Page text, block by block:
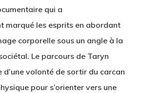
qui a
marqué les esprits en abordant
corporelle sous un angle à la
Le parcours de Taryn
volonté de sortir du carcan
pour s’orienter vers une